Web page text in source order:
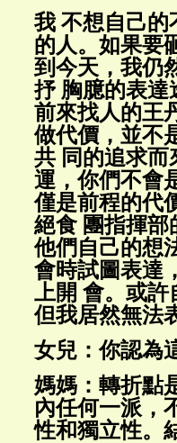
我 不想自己的
的人。如果要
到今天，我仍
抒 胸臆的表達
前來找人的王
做代價，並不
共 同的追求而
運，你們不會
僅是前程的代
絕食 團指揮部
他們自己的想
會時試圖表達
上開 會。或許
但我居然無法
女兒：你認為
媽媽：轉折點
內任何一派，
性和獨立性。